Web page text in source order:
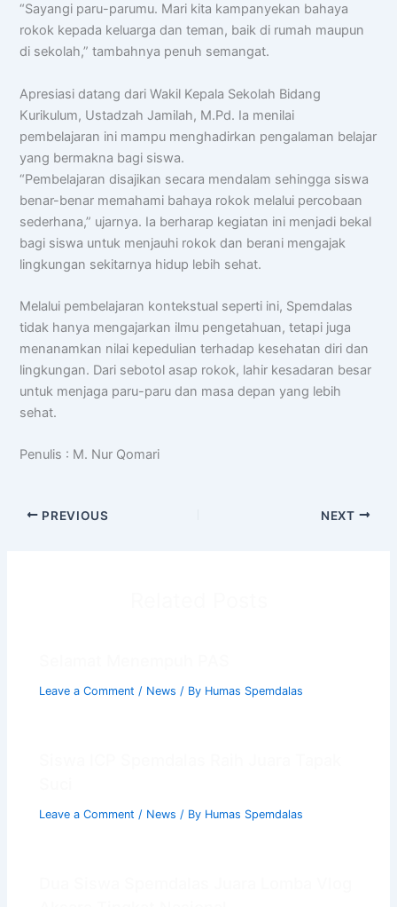
“Sayangi paru-parumu. Mari kita kampanyekan bahaya
rokok kepada keluarga dan teman, baik di rumah maupun
di sekolah,” tambahnya penuh semangat.
Apresiasi datang dari Wakil Kepala Sekolah Bidang
Kurikulum, Ustadzah Jamilah, M.Pd. Ia menilai
pembelajaran ini mampu menghadirkan pengalaman belajar
yang bermakna bagi siswa.
“Pembelajaran disajikan secara mendalam sehingga siswa
benar-benar memahami bahaya rokok melalui percobaan
sederhana,” ujarnya. Ia berharap kegiatan ini menjadi bekal
bagi siswa untuk menjauhi rokok dan berani mengajak
lingkungan sekitarnya hidup lebih sehat.
Melalui pembelajaran kontekstual seperti ini, Spemdalas
tidak hanya mengajarkan ilmu pengetahuan, tetapi juga
menanamkan nilai kepedulian terhadap kesehatan diri dan
lingkungan. Dari sebotol asap rokok, lahir kesadaran besar
untuk menjaga paru-paru dan masa depan yang lebih
sehat.
Penulis : M. Nur Qomari
PREVIOUS NEXT
Leave a Comment / News / By Humas Spemdalas
Leave a Comment / News / By Humas Spemdalas